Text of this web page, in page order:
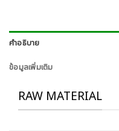
คำอธิบาย
ข้อมูลเพิ่มเติม
RAW MATERIAL